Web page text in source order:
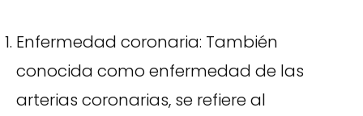
Enfermedad coronaria: También
conocida como enfermedad de las
arterias coronarias, se refiere al